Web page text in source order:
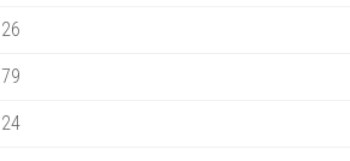
26
79
24